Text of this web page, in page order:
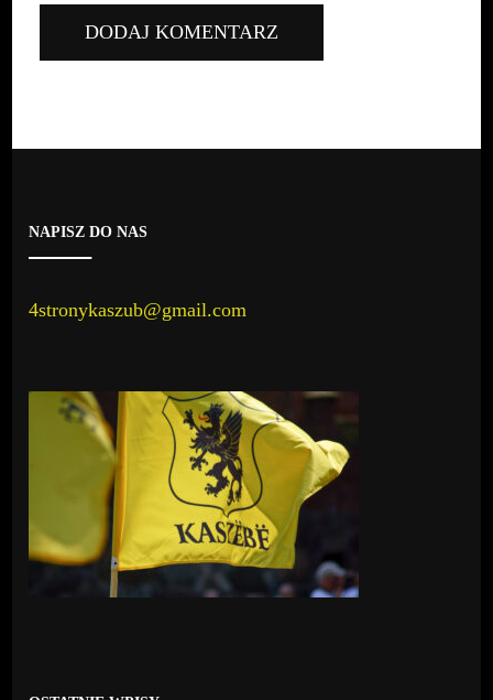
NAPISZ DO NAS
4stronykaszub@gmail.com